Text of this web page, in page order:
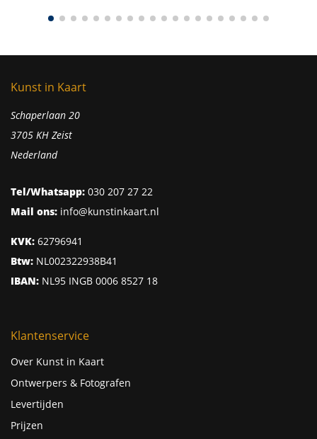
Kunst in Kaart
Schaperlaan 20
3705 KH Zeist
Nederland
Tel/Whatsapp: 030 207 27 22
Mail ons: info@kunstinkaart.nl
KVK: 62796941
Btw: NL002322938B41
IBAN: NL95 INGB 0006 8527 18
Klantenservice
Over Kunst in Kaart
Ontwerpers & Fotografen
Levertijden
Prijzen